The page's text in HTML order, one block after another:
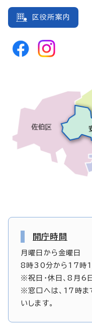
区役所案内
開庁時間
月曜日から金曜日
8時30分から17時
※祝日・休日、8月6
※窓口へは、17時ま
いします。